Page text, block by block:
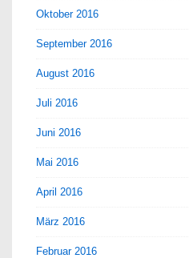
Oktober 2016
September 2016
August 2016
Juli 2016
Juni 2016
Mai 2016
April 2016
März 2016
Februar 2016